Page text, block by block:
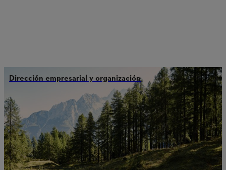
Dirección empresarial y organización